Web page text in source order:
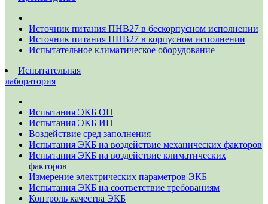
Источник питания ПНВ27 в бескорпусном исполнении
Источник питания ПНВ27 в корпусном исполнении
Испытательное климатическое оборудование
Испытательная
лаборатория
Испытания ЭКБ ОП
Испытания ЭКБ ИП
Воздействие сред заполнения
Испытания ЭКБ на воздействие механических факторов
Испытания ЭКБ на воздействие климатических
факторов
Измерение электрических параметров ЭКБ
Испытания ЭКБ на соответствие требованиям
Контроль качества ЭКБ